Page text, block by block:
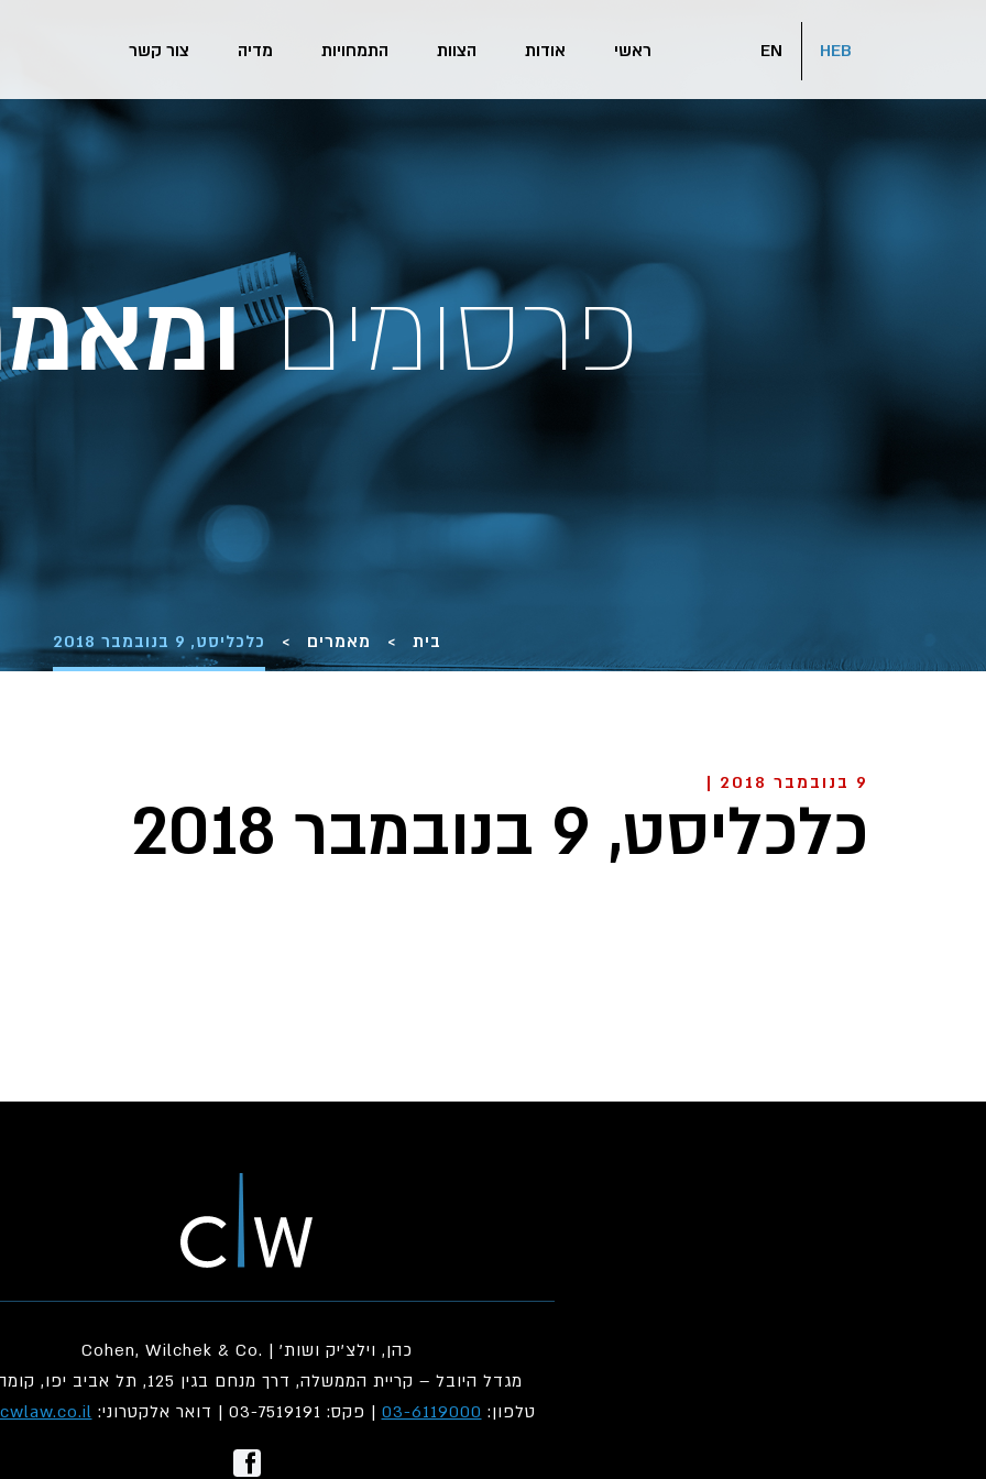
HEB
EN ראשי אודות הצוות התמחויות מדיה צור קשר
פרסומים
בית > מאמרים > כלכליסט, 9 בנובמבר 2018
9 בנובמבר 2018 |
כלכליסט, 9 בנובמבר 2018
כהן, וילצ'יק ושות' | .Cohen, Wilchek & Co
מגדל היובל – קריית הממשלה, דרך מנחם בגין 125, תל אביב יפו, קומה 28
טלפון: 03-6119000 | פקס: 03-7519191 | דואר אלקטרוני: